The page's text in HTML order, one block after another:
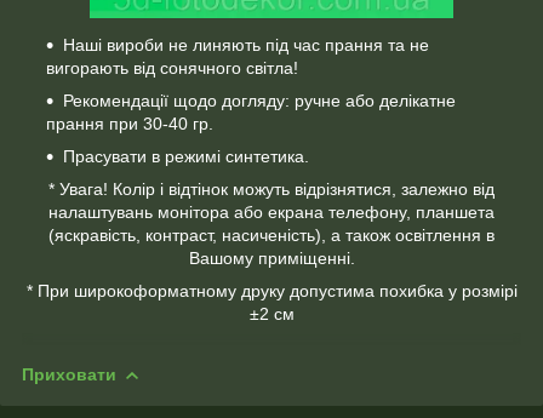
Наші вироби не линяють під час прання та не
вигорають від сонячного світла!
Рекомендації щодо догляду: ручне або делікатне
прання при 30-40 гр.
Прасувати в режимі синтетика.
* Увага! Колір і відтінок можуть відрізнятися, залежно від
налаштувань монітора або екрана телефону, планшета
(яскравість, контраст, насиченість), а також освітлення в
Вашому приміщенні.
* При широкоформатному друку допустима похибка у розмірі
±2 см
Приховати